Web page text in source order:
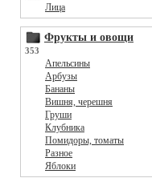
Лица
Фрукты и овощи
353
Апельсины
Арбузы
Бананы
Вишня, черешня
Груши
Клубника
Помидоры, томаты
Разное
Яблоки